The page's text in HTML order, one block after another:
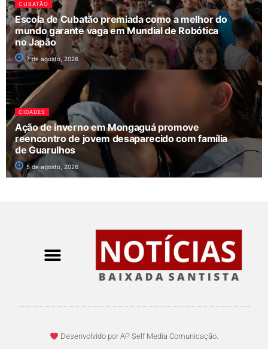
CUBATÃO
Escola de Cubatão premiada como a melhor do
mundo garante vaga em Mundial de Robótica
no Japão
7 de agosto, 2026
CIDADES
Ação de inverno em Mongaguá promove
reencontro de jovem desaparecido com família
de Guarulhos
5 de agosto, 2026
Desenvolvido por AP Self Media Comunicação.